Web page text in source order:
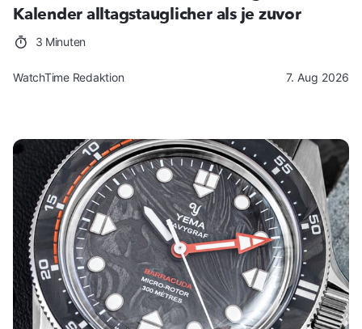
Kalender alltagstauglicher als je zuvor
3 Minuten
WatchTime Redaktion 7. Aug 2026